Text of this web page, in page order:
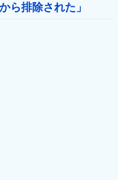
ら排除された」